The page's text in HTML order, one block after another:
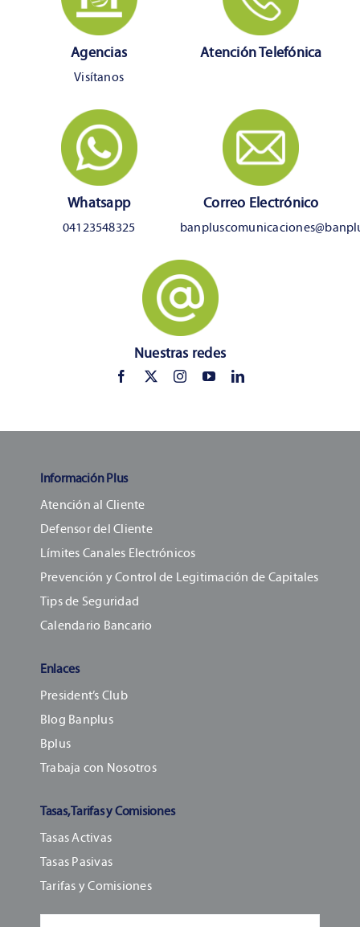
Agencias
Visítanos
Atención Telefónica
Whatsapp
04123548325
Correo Electrónico
Nuestras redes
Información Plus
Atención al Cliente
Defensor del Cliente
Límites Canales Electrónicos
Prevención y Control de Legitimación de Capitales
Tips de Seguridad
Calendario Bancario
Enlaces
President’s Club
Blog Banplus
Bplus
Trabaja con Nosotros
Tasas, Tarifas y Comisiones
Tasas Activas
Tasas Pasivas
Tarifas y Comisiones